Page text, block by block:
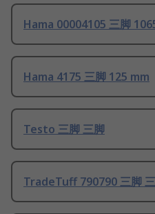
Hama 00004105 三脚
Hama 4175 三脚 125 mm
Testo 三脚 三脚
TradeTuff 790790 三脚